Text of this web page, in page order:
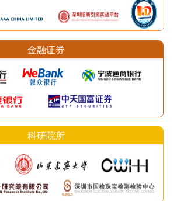
金融证券
科研院所